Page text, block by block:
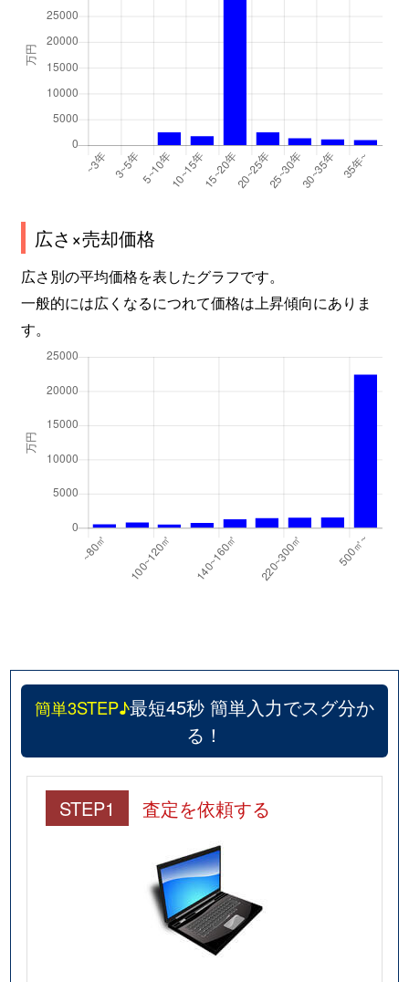
広さ×売却価格
広さ別の平均価格を表したグラフです。
一般的には広くなるにつれて価格は上昇傾向にありま
す。
簡単3STEP♪最短45秒 簡単入力でスグ分か
る！
STEP1 査定を依頼する